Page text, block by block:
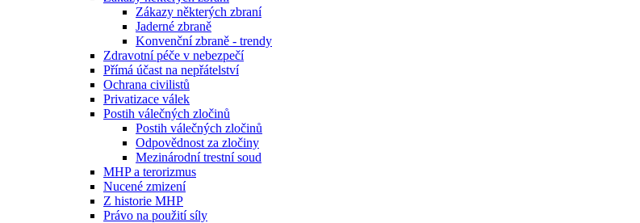
Zákazy některých zbraní
Jaderné zbraně
Konvenční zbraně - trendy
Zdravotní péče v nebezpečí
Přímá účast na nepřátelství
Ochrana civilistů
Privatizace válek
Postih válečných zločinů
Postih válečných zločinů
Odpovědnost za zločiny
Mezinárodní trestní soud
MHP a terorizmus
Nucené zmizení
Z historie MHP
Právo na použití síly